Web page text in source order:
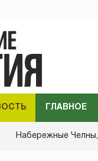
ГЛАВНОЕ
Набережные Челны,